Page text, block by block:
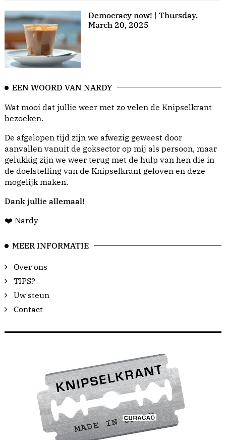
Democracy now! | Thursday,
March 20, 2025
EEN WOORD VAN NARDY
Wat mooi dat jullie weer met zo velen de Knipselkrant
bezoeken.
De afgelopen tijd zijn we afwezig geweest door
aanvallen vanuit de goksector op mij als persoon, maar
gelukkig zijn we weer terug met de hulp van hen die in
de doelstelling van de Knipselkrant geloven en deze
mogelijk maken.
Dank jullie allemaal!
❤️ Nardy
MEER INFORMATIE
Over ons
TIPS?
Uw steun
Contact